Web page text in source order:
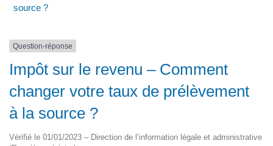
source ?
Question-réponse
Impôt sur le revenu – Comment
changer votre taux de prélèvement
à la source ?
Vérifié le 01/01/2023 – Direction de l’information légale et administrative